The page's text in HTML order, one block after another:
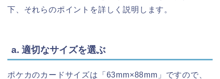
下、それらのポイントを詳しく説明します。
a. 適切なサイズを選ぶ
ポケカのカードサイズは「63mm×88mm」ですので、